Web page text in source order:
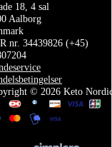
18, 4 sal
Aalborg
nr. 34439826 (+45)
© 2026 Keto